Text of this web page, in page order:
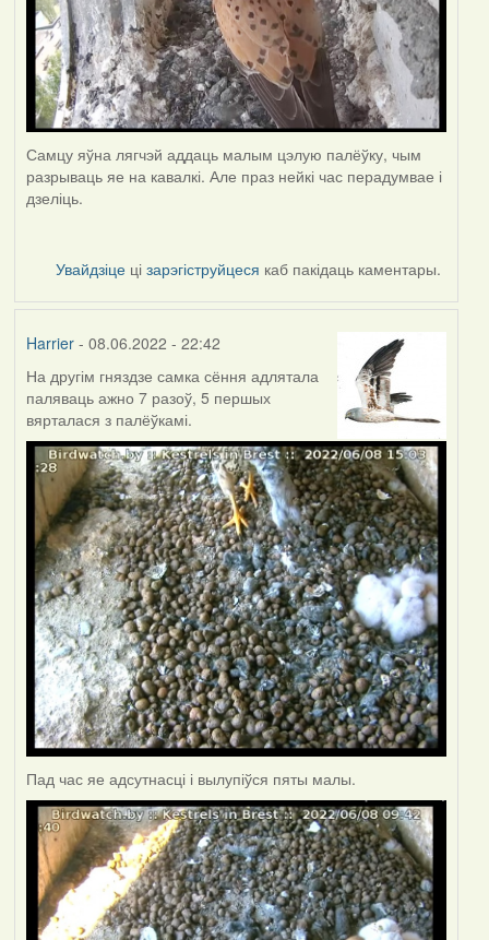
Самцу яўна лягчэй аддаць малым цэлую палёўку, чым
разрываць яе на кавалкі. Але праз нейкі час перадумвае і
дзеліць.
Увайдзіце цізарэгіструйцеся каб пакідаць каментары.
Harrier- 08.06.2022 - 22:42
На другім гняздзе самка сёння адлятала
паляваць ажно 7 разоў, 5 першых
вярталася з палёўкамі.
Пад час яе адсутнасці і вылупіўся пяты малы.